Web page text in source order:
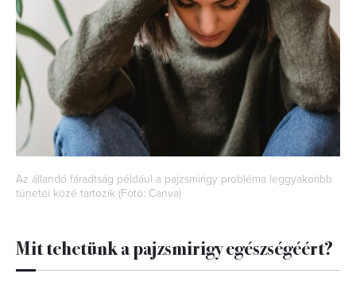
Az állandó fáradtság például a pajzsmirigy probléma leggyakoribb
tünetei közé tartozik (Fotó: Canva)
Mit tehetünk a pajzsmirigy egészségéért?